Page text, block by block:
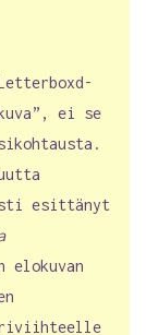
ei se
esittänyt